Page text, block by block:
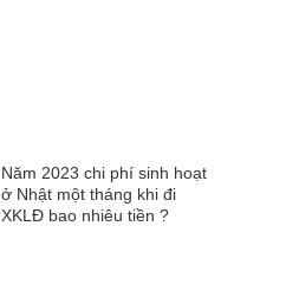
Năm 2023 chi phí sinh hoạt
ở Nhật một tháng khi đi
XKLĐ bao nhiêu tiền ?